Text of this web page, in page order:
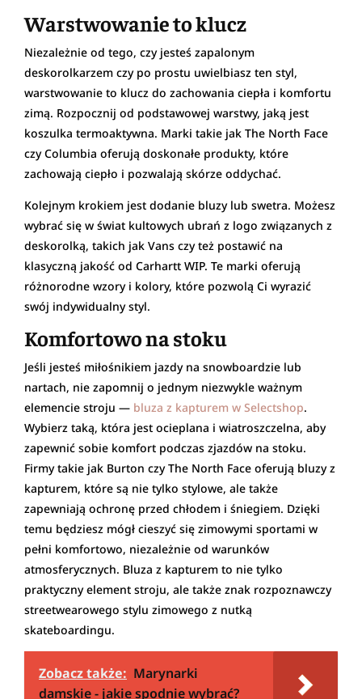
Warstwowanie to klucz
Niezależnie od tego, czy jesteś zapalonym
deskorolkarzem czy po prostu uwielbiasz ten styl,
warstwowanie to klucz do zachowania ciepła i komfortu
zimą. Rozpocznij od podstawowej warstwy, jaką jest
koszulka termoaktywna. Marki takie jak The North Face
czy Columbia oferują doskonałe produkty, które
zachowają ciepło i pozwalają skórze oddychać.
Kolejnym krokiem jest dodanie bluzy lub swetra. Możesz
wybrać się w świat kultowych ubrań z logo związanych z
deskorolką, takich jak Vans czy też postawić na
klasyczną jakość od Carhartt WIP. Te marki oferują
różnorodne wzory i kolory, które pozwolą Ci wyrazić
swój indywidualny styl.
Komfortowo na stoku
Jeśli jesteś miłośnikiem jazdy na snowboardzie lub
nartach, nie zapomnij o jednym niezwykle ważnym
elemencie stroju — bluza z kapturem w Selectshop.
Wybierz taką, która jest ocieplana i wiatroszczelna, aby
zapewnić sobie komfort podczas zjazdów na stoku.
Firmy takie jak Burton czy The North Face oferują bluzy z
kapturem, które są nie tylko stylowe, ale także
zapewniają ochronę przed chłodem i śniegiem. Dzięki
temu będziesz mógł cieszyć się zimowymi sportami w
pełni komfortowo, niezależnie od warunków
atmosferycznych. Bluza z kapturem to nie tylko
praktyczny element stroju, ale także znak rozpoznawczy
streetwearowego stylu zimowego z nutką
skateboardingu.
Zobacz także: Marynarki
damskie - jakie spodnie wybrać?